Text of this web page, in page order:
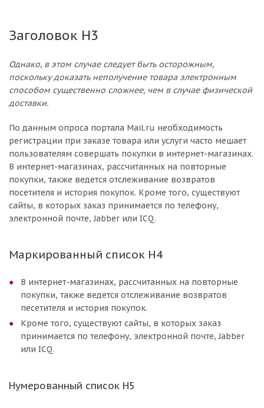
Заголовок H3
Однако, в этом случае следует быть осторожным,
поскольку доказать неполучение товара электронным
способом существенно сложнее, чем в случае физической
доставки.
По данным опроса портала Mail.ru необходимость
регистрации при заказе товара или услуги часто мешает
пользователям совершать покупки в интернет-магазинах.
В интернет-магазинах, рассчитанных на повторные
покупки, также ведется отслеживание возвратов
посетителя и история покупок. Кроме того, существуют
сайты, в которых заказ принимается по телефону,
электронной почте, Jabber или ICQ.
Маркированный список H4
В интернет-магазинах, рассчитанных на повторные
покупки, также ведется отслеживание возвратов
песетителя и история покупок.
Кроме того, существуют сайты, в которых заказ
принимается по телефону, электронной почте, Jabber
или ICQ.
Нумерованный список H5